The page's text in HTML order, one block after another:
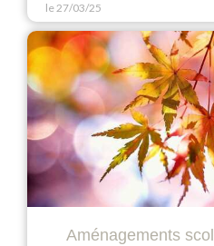
le 27/03/25
Aménagements